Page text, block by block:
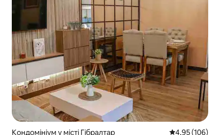
Кондомініум у місті Гібралтар Середня
4,95 (106)